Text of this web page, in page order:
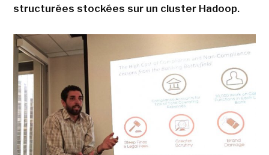
structurées stockées sur un cluster Hadoop.